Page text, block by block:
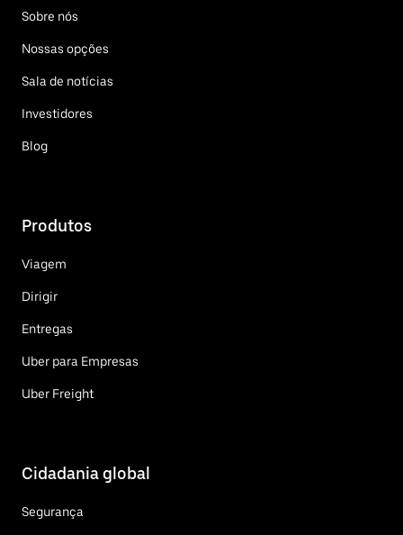
Sobre nós
Nossas opções
Sala de notícias
Investidores
Blog
Produtos
Viagem
Dirigir
Entregas
Uber para Empresas
Uber Freight
Cidadania global
Segurança